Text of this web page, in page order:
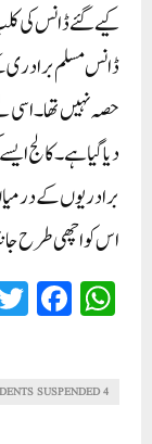
کیے گئے ڈانس کی
ڈانس مسلم برادری
حصہ نہیں تھا۔
دیا گیا ہے۔ کالج
برادریوں کے
اس کو اچھی طرح
W
ha
A
Fa
ce
ok 4 STUDENTS SUSPENDED